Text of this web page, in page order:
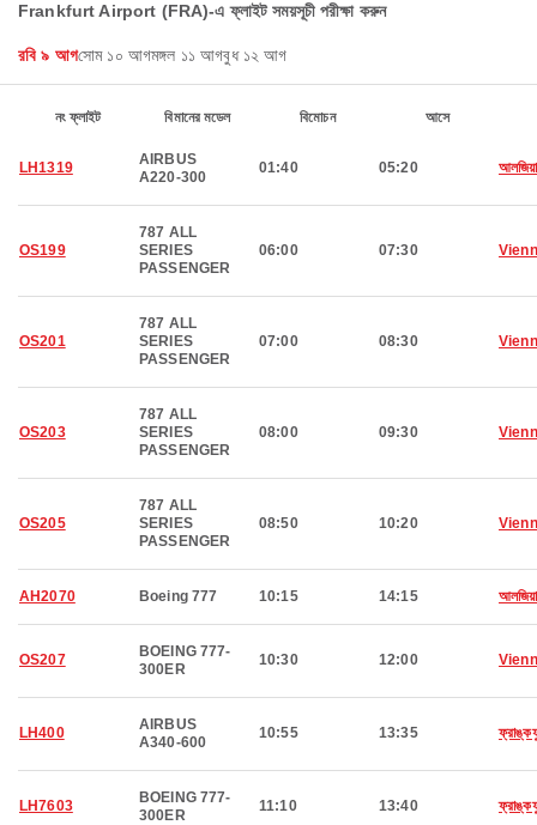
Frankfurt Airport (FRA)-এ ফ্লাইট সময়সূচী পরীক্ষা করুন
রবি ৯ আগসোম ১০ আগমঙ্গল ১১ আগবুধ ১২ আগ
নং ফ্লাইট বিমানের মডেল বিমোচন আসে
LH1319
AIRBUS
A220-300
01:40 05:20
OS199
787 ALL
SERIES
PASSENGER
06:00 07:30
OS201
787 ALL
SERIES
PASSENGER
07:00 08:30
OS203
787 ALL
SERIES
PASSENGER
08:00 09:30
OS205
787 ALL
SERIES
PASSENGER
08:50 10:20
AH2070 Boeing 777 10:15 14:15
OS207
BOEING 777-
300ER
10:30 12:00
LH400
AIRBUS
A340-600
10:55 13:35
LH7603
BOEING 777-
300ER
11:10 13:40